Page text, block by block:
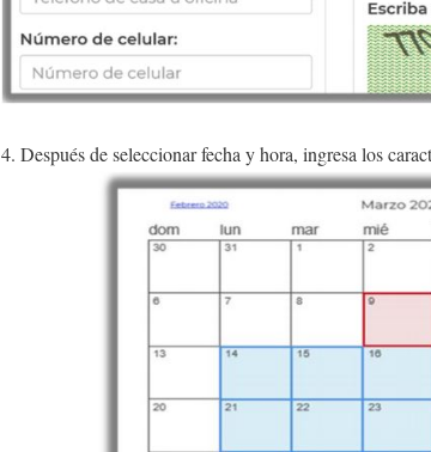
4. Después de seleccionar fecha y hora, ingresa los